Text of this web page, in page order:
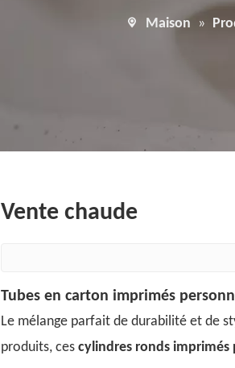
Maison »
Vente chaude
Tubes en carton imprimés
Le mélange parfait de durabilité et de
produits, ces cylindres ronds imprimés